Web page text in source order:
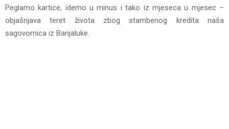
Peglamo kartice, idemo u minus i tako iz mjeseca u mjesec –
objašnjava teret života zbog stambenog kredita naša
sagovornica iz Banjaluke.